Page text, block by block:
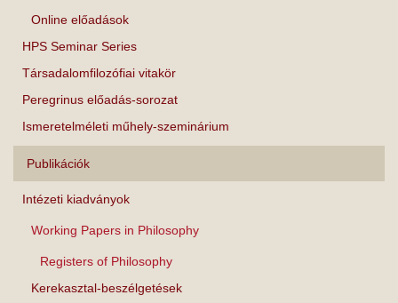
Online előadások
HPS Seminar Series
Társadalomfilozófiai vitakör
Peregrinus előadás-sorozat
Ismeretelméleti műhely-szeminárium
Publikációk
Intézeti kiadványok
Working Papers in Philosophy
Registers of Philosophy
Kerekasztal-beszélgetések